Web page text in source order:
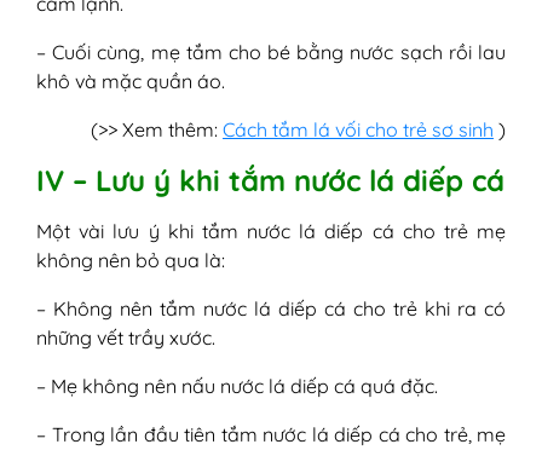
– Cuối cùng, mẹ tắm cho bé bằng nước sạch rồi lau
khô và mặc quần áo.
(>> Xem thêm: Cách tắm lá vối cho trẻ sơ sinh )
IV – Lưu ý khi tắm nước lá diếp cá
Một vài lưu ý khi tắm nước lá diếp cá cho trẻ mẹ
không nên bỏ qua là:
– Không nên tắm nước lá diếp cá cho trẻ khi ra có
những vết trầy xước.
– Mẹ không nên nấu nước lá diếp cá quá đặc.
– Trong lần đầu tiên tắm nước lá diếp cá cho trẻ, mẹ